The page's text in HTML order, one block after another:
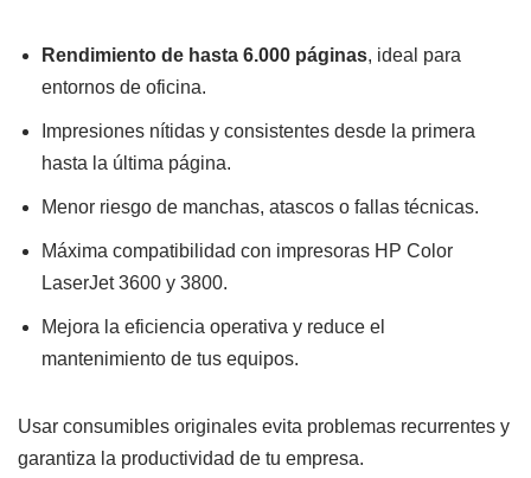
Rendimiento de hasta 6.000 páginas, ideal para
entornos de oficina.
Impresiones nítidas y consistentes desde la primera
hasta la última página.
Menor riesgo de manchas, atascos o fallas técnicas.
Máxima compatibilidad con impresoras HP Color
LaserJet 3600 y 3800.
Mejora la eficiencia operativa y reduce el
mantenimiento de tus equipos.
Usar consumibles originales evita problemas recurrentes y
garantiza la productividad de tu empresa.